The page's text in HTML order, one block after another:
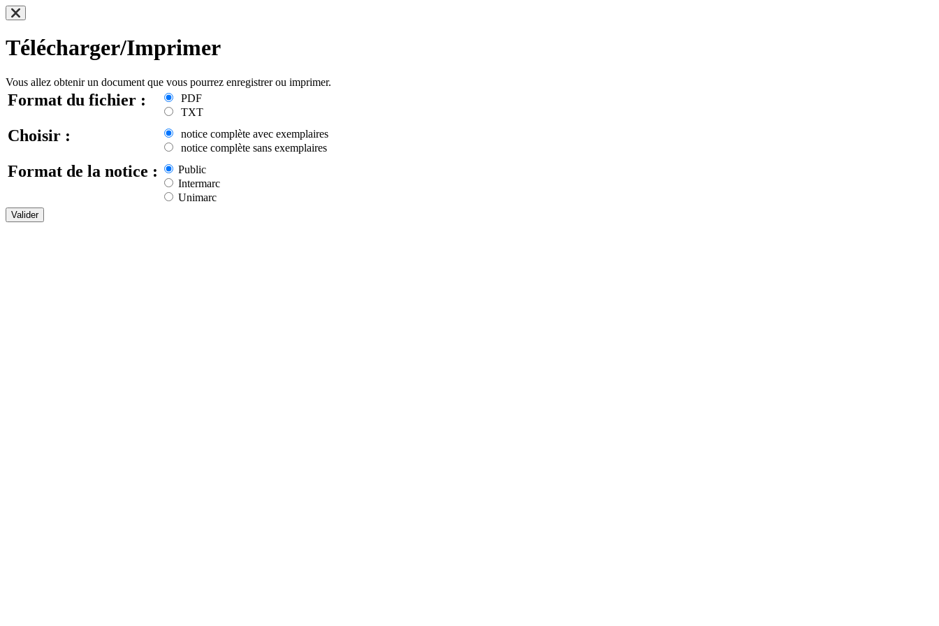
Télécharger/Imprimer
Vous allez obtenir un document que vous pourrez enregistrer ou imprimer.
Format du fichier :
PDF
TXT
Choisir :
notice complète avec exemplaires
notice complète sans exemplaires
Format de la notice :
Public
Intermarc
Unimarc